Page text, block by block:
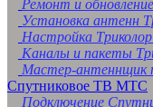
Ремонт и
Установка антенн
Настройка
Каналы и пакеты
Мастер-антеннщик
Спутниковое ТВ МТС
Подключение